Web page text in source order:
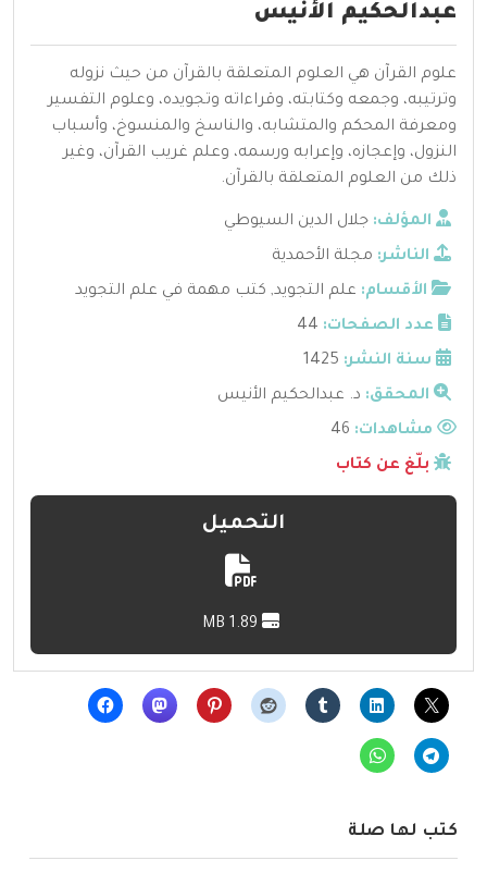
عبدالحكيم الأنيس
علوم القرآن هي العلوم المتعلقة بالقرآن من حيث نزوله
وترتيبه، وجمعه وكتابته، وقراءاته وتجويده، وعلوم التفسير
ومعرفة المحكم والمتشابه، والناسخ والمنسوخ، وأسباب
النزول، وإعجازه، وإعرابه ورسمه، وعلم غريب القرآن، وغير
ذلك من العلوم المتعلقة بالقرآن.
المؤلف: جلال الدين السيوطي
الناشر: مجلة الأحمدية
الأقسام: علم التجويد, كتب مهمة في علم التجويد
عدد الصفحات: 44
سنة النشر: 1425
المحقق: د. عبدالحكيم الأنيس
مشاهدات:
بلّغ عن كتاب
التحميل
كتب لها صلة